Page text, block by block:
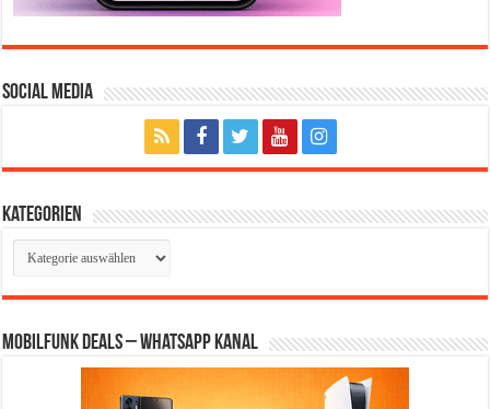
Social Media
Kategorien
Kategorien
Mobilfunk Deals – WhatsApp Kanal